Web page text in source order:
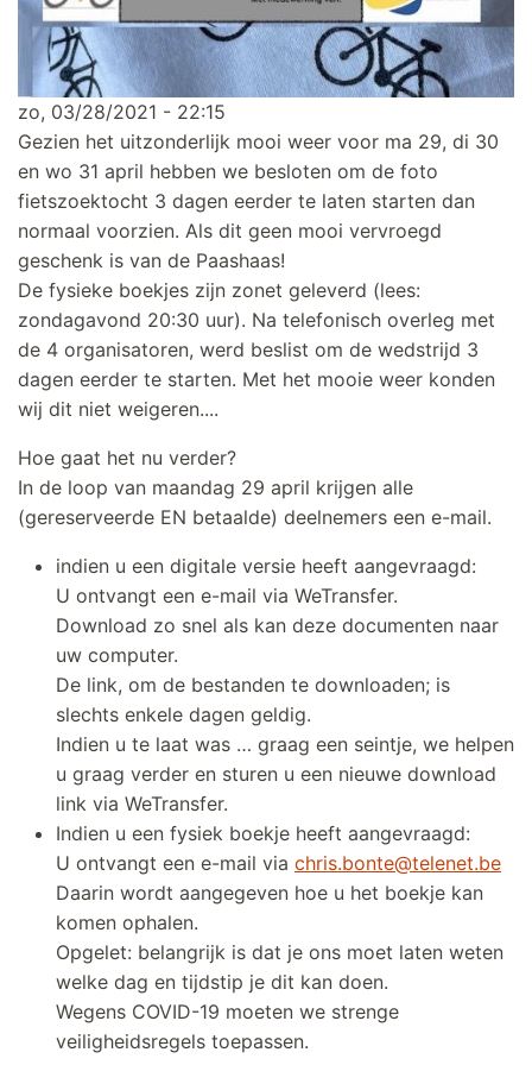
zo, 03/28/2021 - 22:15
Gezien het uitzonderlijk mooi weer voor ma 29, di 30
en wo 31 april hebben we besloten om de foto
fietszoektocht 3 dagen eerder te laten starten dan
normaal voorzien. Als dit geen mooi vervroegd
geschenk is van de Paashaas!
De fysieke boekjes zijn zonet geleverd (lees:
zondagavond 20:30 uur). Na telefonisch overleg met
de 4 organisatoren, werd beslist om de wedstrijd 3
dagen eerder te starten. Met het mooie weer konden
wij dit niet weigeren....
Hoe gaat het nu verder?
In de loop van maandag 29 april krijgen alle
(gereserveerde EN betaalde) deelnemers een e-mail.
indien u een digitale versie heeft aangevraagd:
U ontvangt een e-mail via WeTransfer.
Download zo snel als kan deze documenten naar
uw computer.
De link, om de bestanden te downloaden; is
slechts enkele dagen geldig.
Indien u te laat was … graag een seintje, we helpen
u graag verder en sturen u een nieuwe download
link via WeTransfer.
Indien u een fysiek boekje heeft aangevraagd:
U ontvangt een e-mail via chris.bonte@telenet.be
Daarin wordt aangegeven hoe u het boekje kan
komen ophalen.
Opgelet: belangrijk is dat je ons moet laten weten
welke dag en tijdstip je dit kan doen.
Wegens COVID-19 moeten we strenge
veiligheidsregels toepassen.